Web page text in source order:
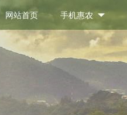
网站首页 手机惠农